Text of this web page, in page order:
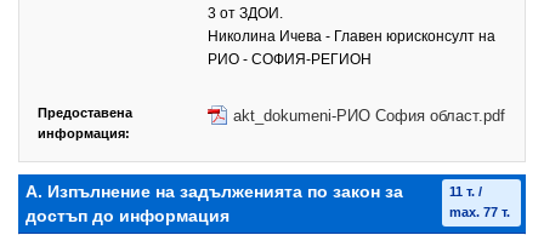
3 от ЗДОИ.
Николина Ичева - Главен юрисконсулт на
РИО - СОФИЯ-РЕГИОН
Предоставена
информация:
akt_dokumeni-РИО София област.pdf
А. Изпълнение на задълженията по закон за
достъп до информация
11 т. /
max. 77 т.